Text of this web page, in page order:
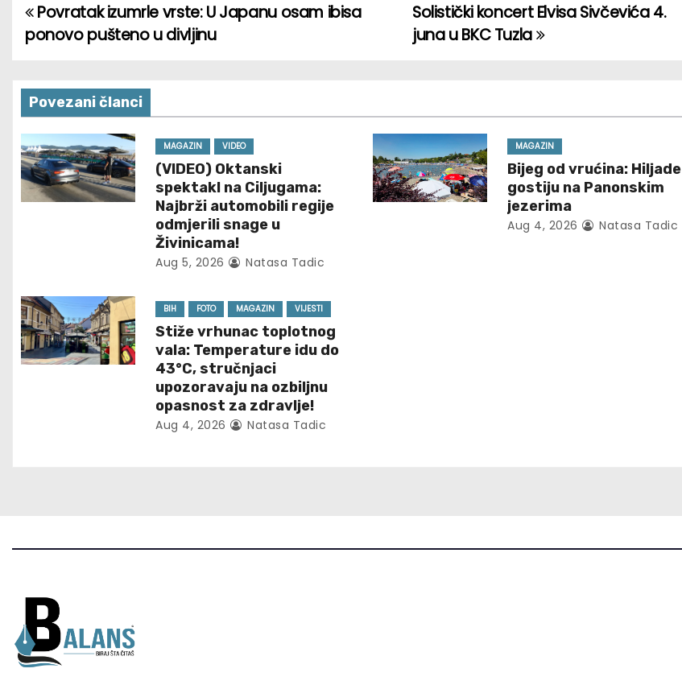
P
o
s
t
n
a
g
a
t
Solistički koncert Elvisa Sivčevića 4.
juna u BKC Tuzla
Povratak izumrle vrste: U Japanu osam ibisa
ponovo pušteno u divljinu
Povezani članci
MAGAZIN VIDEO
(VIDEO) Oktanski
spektakl na Ciljugama:
Najbrži automobili regije
odmjerili snage u
Živinicama!
Aug 5, 2026 Natasa Tadic
MAGAZIN
Bijeg od vrućina: Hiljade
gostiju na Panonskim
jezerima
Aug 4, 2026 Natasa Tadic
BIH FOTO MAGAZIN VIJESTI
Stiže vrhunac toplotnog
vala: Temperature idu do
43°C, stručnjaci
upozoravaju na ozbiljnu
opasnost za zdravlje!
Aug 4, 2026 Natasa Tadic